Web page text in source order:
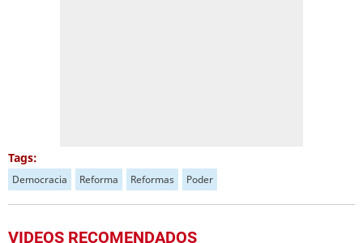
Tags:
Democracia Reforma Reformas Poder
VIDEOS RECOMENDADOS